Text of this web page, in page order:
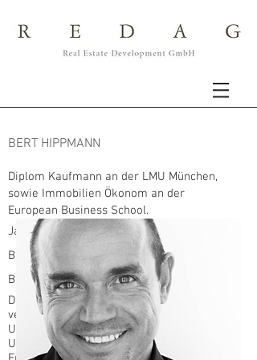
Diplom Kaufmann an der LMU München,
sowie Immobilien Ökonom an der
European Business School.
Jahrgang 1959: wurde durch das elterliche
Baugeschäft schon früh mit den Themen
Bauen und Immobilien vertraut.
Durch langjährige Tätigkeit in
verantwortlichen Positionen bei den
Unternehmen Köllmann AG und der
Unternehmensgruppe Roland Ernst, wurde
BERT HIPPMANN